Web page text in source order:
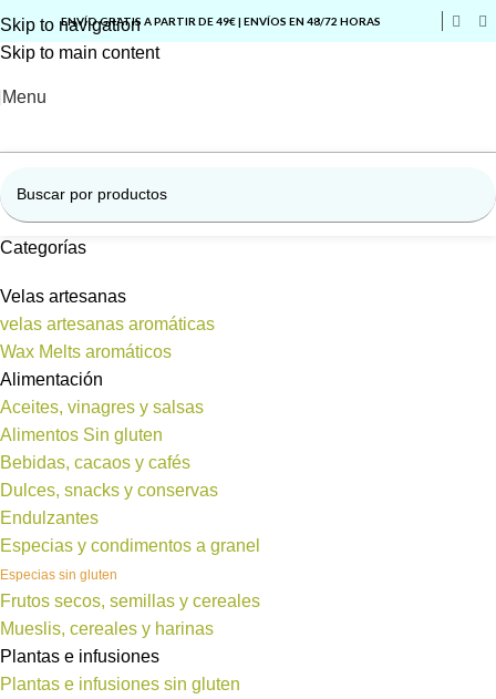
Skip to navigation
Skip to main content
ENVÍO GRATIS A PARTIR DE 49€ | ENVÍOS EN 48/72 HORAS
Menu
Categorías
Velas artesanas
velas artesanas aromáticas
Wax Melts aromáticos
Alimentación
Aceites, vinagres y salsas
Alimentos Sin gluten
Bebidas, cacaos y cafés
Dulces, snacks y conservas
Endulzantes
Especias y condimentos a granel
Especias sin gluten
Frutos secos, semillas y cereales
Mueslis, cereales y harinas
Plantas e infusiones
Plantas e infusiones sin gluten